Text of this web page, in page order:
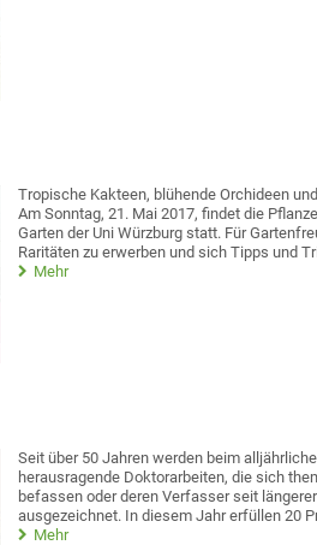
Tropische Kakteen, blühende Orchideen
Am Sonntag, 21. Mai 2017, findet die
Garten der Uni Würzburg statt. Für
Raritäten zu erwerben und sich Tipps und
Mehr
Seit über 50 Jahren werden beim
herausragende Doktorarbeiten, die sich
befassen oder deren Verfasser seit
ausgezeichnet. In diesem Jahr erfüllen 20
Mehr